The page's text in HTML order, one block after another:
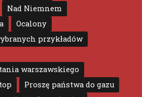
Nad Niemnem
Ocalony
przykładów
warszawskiego
Proszę państwa do gazu